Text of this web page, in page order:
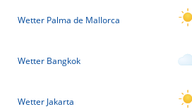
Wetter Palma de Mallorca
Wetter Bangkok
Wetter Jakarta